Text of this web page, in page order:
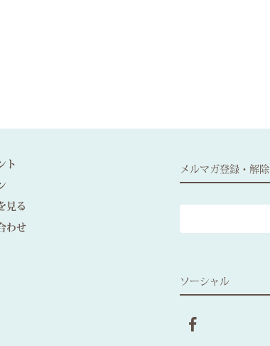
メルマガ登録・解除
ト
見る
わせ
ソーシャル